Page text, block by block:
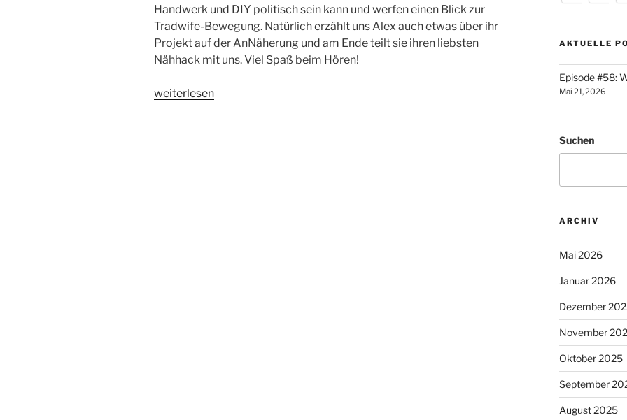
Handwerk und DIY politisch sein kann und werfen einen Blick zur
Tradwife-Bewegung. Natürlich erzählt uns Alex auch etwas über ihr
Projekt auf der AnNäherung und am Ende teilt sie ihren liebsten
Nähhack mit uns. Viel Spaß beim Hören!
„Episode
weiterlesen
AKTUELLE
Episode #58:
Mai 21, 2026
Suchen
ARCHIV
Mai 2026
Januar 2026
Dezember
November
Oktober 2025
September
August 2025